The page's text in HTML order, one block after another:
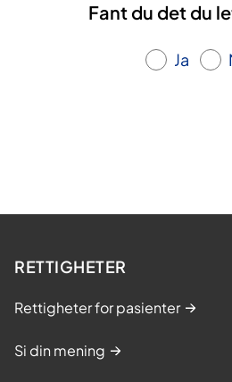
Fant du det du
Ja
RETTIGHETER
Rettigheter for pasienter
Si din mening